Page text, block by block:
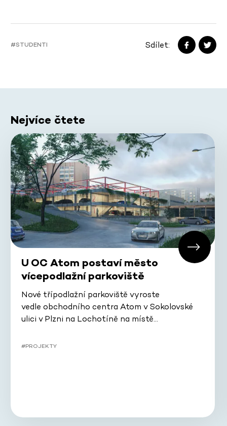
#STUDENTI Sdílet:
Nejvíce čtete
U OC Atom postaví město
vícepodlažní parkoviště
Nové třípodlažní parkoviště vyroste
vedle obchodního centra Atom v Sokolovské
ulici v Plzni na Lochotíně na místě…
#PROJEKTY